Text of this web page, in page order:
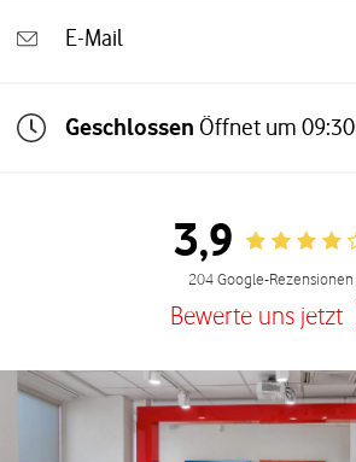
E-Mail
Geschlossen Öffnet um 09:30
3,9 Rating 3.9
204 Google-Rezensionen
Bewerte uns jetzt